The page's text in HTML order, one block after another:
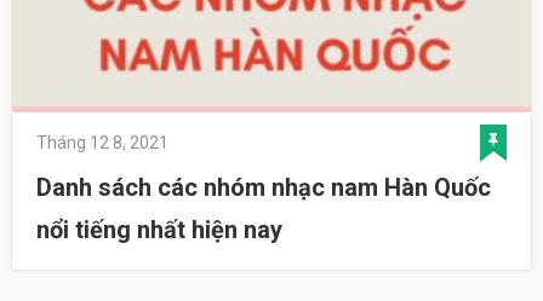
Tháng 12 8, 2021
Danh sách các nhóm nhạc nam Hàn Quốc
nổi tiếng nhất hiện nay